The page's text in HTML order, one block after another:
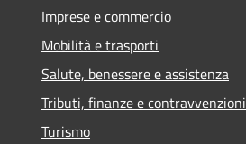
Imprese e commercio
Mobilità e trasporti
Salute, benessere e assistenza
Tributi, finanze e contravvenzioni
Turismo